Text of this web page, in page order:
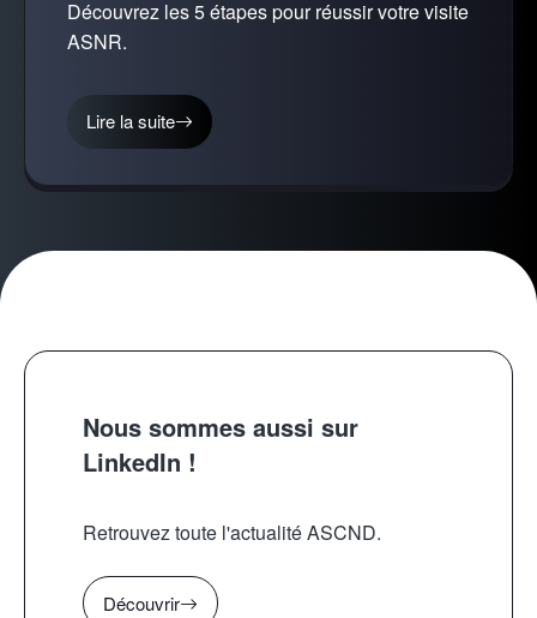
Découvrez les 5 étapes pour réussir votre visite
ASNR.
Lire la suite
Nous sommes aussi sur
LinkedIn !
Retrouvez toute l'actualité ASCND.
Découvrir